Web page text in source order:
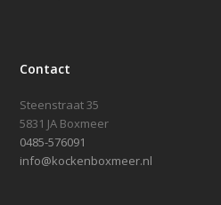
Contact
Steenstraat 35
5831 JA Boxmeer
0485-576091
info@kockenboxmeer.nl